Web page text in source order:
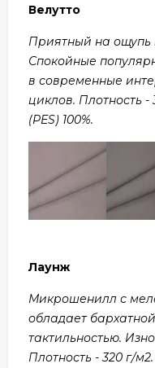
Велутто
Приятный на ощупь
Спокойные
в современные
циклов. Плотность -
(PES) 100%.
Лаунж
Микрошенилл с
обладает
тактильностью.
Плотность - 320 г/